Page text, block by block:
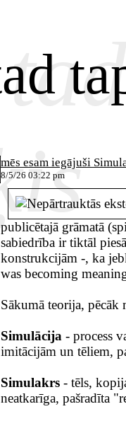
mēs esam iegājuši
8/5/26 03:22 pm
publicētajā grāmatā
sabiedrība ir tiktāl
konstrukcijām -, ka
was becoming
Sākumā teorija, pēcāk
Simulācija - process
imitācijām un tēliem,
Simulakrs - tēls,
neatkarīga, pašradīta